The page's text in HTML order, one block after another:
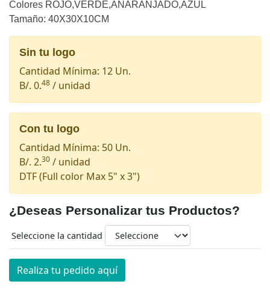
Colores ROJO,VERDE,ANARANJADO,AZUL
Tamaño: 40X30X10CM
Sin tu logo
Cantidad Mínima: 12 Un.
B/. 0.48 / unidad
Con tu logo
Cantidad Mínima: 50 Un.
B/. 2.30 / unidad
DTF(Full color Max 5" x 3")
¿Deseas Personalizar tus Productos?
Seleccione la cantidad
Realiza tu pedido aquí